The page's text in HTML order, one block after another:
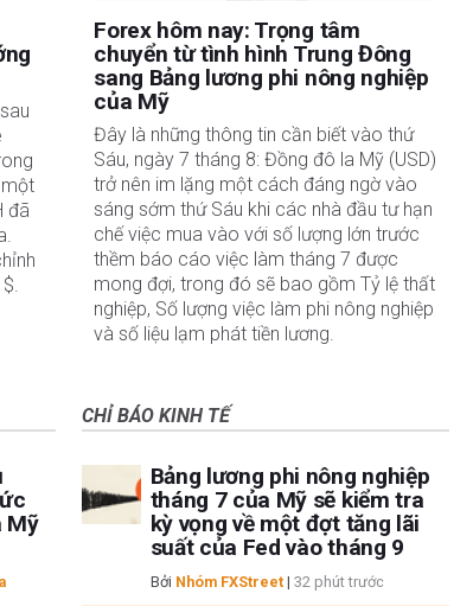
đã
Forex hôm nay: Trọng tâm
chuyển từ tình hình Trung Đông
sang Bảng lương phi nông nghiệp
của Mỹ
Đây là những thông tin cần biết vào thứ
Sáu, ngày 7 tháng 8: Đồng đô la Mỹ (USD)
trở nên im lặng một cách đáng ngờ vào
sáng sớm thứ Sáu khi các nhà đầu tư hạn
chế việc mua vào với số lượng lớn trước
thềm báo cáo việc làm tháng 7 được
mong đợi, trong đó sẽ bao gồm Tỷ lệ thất
nghiệp, Số lượng việc làm phi nông nghiệp
và số liệu lạm phát tiền lương.
Mỹ
CHỈ BÁO KINH TẾ
Bảng lương phi nông nghiệp
tháng 7 của Mỹ sẽ kiểm tra
kỳ vọng về một đợt tăng lãi
suất của Fed vào tháng 9
Bởi Nhóm FXStreet| 32 phút trước